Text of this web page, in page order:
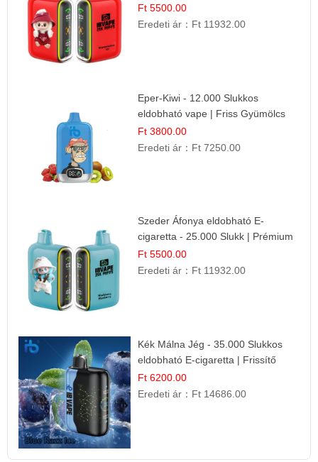
Nyári Íz
Ft 5500.00
Eredeti ár： Ft 11932.00
Eper-Kiwi - 12.000 Slukkos
eldobható vape | Friss Gyümölcs
Kombináció
Ft 3800.00
Eredeti ár： Ft 7250.00
Szeder Áfonya eldobható E-
cigaretta - 25.000 Slukk | Prémium
Gyümölcs Íz
Ft 5500.00
Eredeti ár： Ft 11932.00
Kék Málna Jég - 35.000 Slukkos
eldobható E-cigaretta | Frissítő
Ízélmény
Ft 6200.00
Eredeti ár： Ft 14686.00